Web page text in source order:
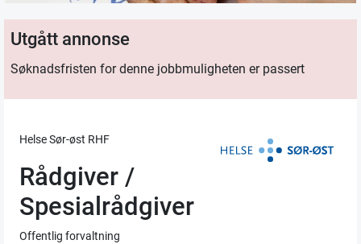
Utgått annonse
Søknadsfristen for denne jobbmuligheten er passert
Helse Sør-øst RHF
Rådgiver /
Spesialrådgiver
Offentlig forvaltning